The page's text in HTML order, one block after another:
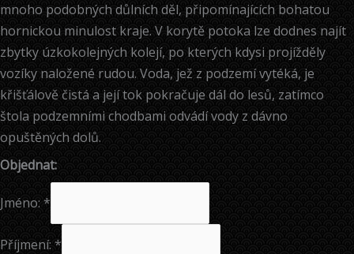
mnoho podobných důlních děl, připomínajících bohatou
hornickou minulost kraje. V korytě potoka lze dodnes najít
zbytky úzkokolejných kolejí, po kterých kdysi projížděly
vozíky naložené rudou. Voda, jež z podzemí vytéká, je
křišťálově čistá a její tok pokračuje dál do lesů, zatímco
štola podzemními chodbami odvádí vody z dávno
opuštěných dolů.
Objednat:
Jméno: *
Příjmení: *